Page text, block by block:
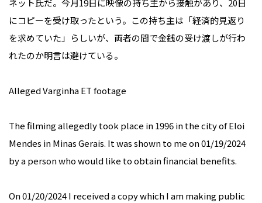
ネット氏だ。今月19日に映像の持ち主から接触があり、20日
にコピーを受け取ったという。この持ち主は「経済的見返り
を求めていた」らしいが、両者の間で金銭の受け渡しが行わ
れたのか明言は避けている。
Alleged Varginha ET footage
The filming allegedly took place in 1996 in the city of Eloi
Mendes in Minas Gerais. It was shown to me on 01/19/2024
by a person who would like to obtain financial benefits.
On 01/20/2024 I received a copy which I am making public